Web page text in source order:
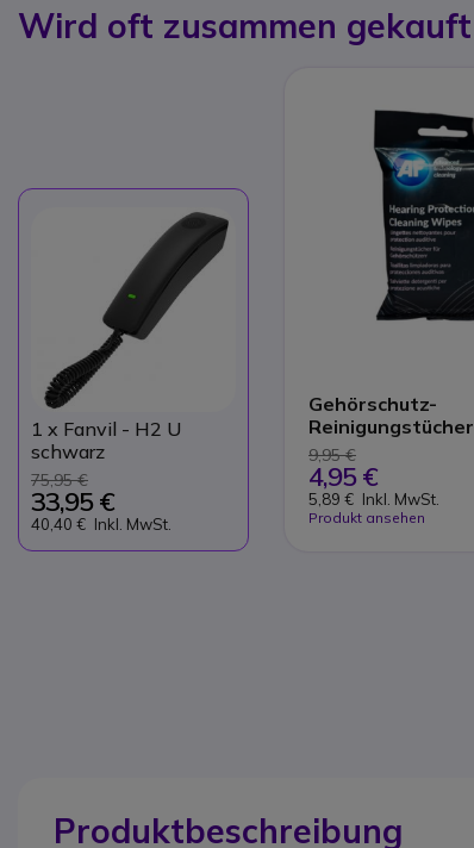
Wird oft zusammen gekauft
1 x Fanvil - H2 U
schwarz
75,95 €
33,95 €
40,40 € Inkl. MwSt.
Gehörschutz-
Reinigungstücher
9,95 €
4,95 €
5,89 € Inkl. MwSt.
Produkt ansehen
Produktbeschreibung